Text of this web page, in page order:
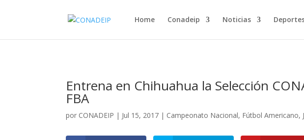
Home Conadeip Noticias
Entrena en Chihuahua la Selección
FBA
por CONADEIP | Jul 15, 2017 | Campeonato Nacional, Fútbol Americano,